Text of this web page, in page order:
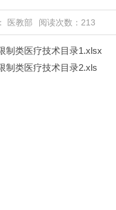
医教部 阅读次数： 213
制类医疗技术目录1.xlsx
制类医疗技术目录2.xls